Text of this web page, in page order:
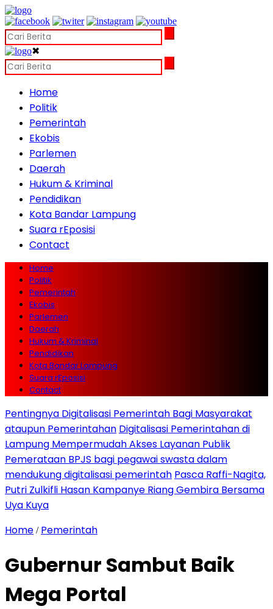
✖
Home
Politik
Pemerintah
Ekobis
Parlemen
Daerah
Hukum & Kriminal
Pendidikan
Kota Bandar Lampung
Suara rEposisi
Contact
Home
Politik
Pemerintah
Ekobis
Parlemen
Daerah
Hukum & Kriminal
Pendidikan
Kota Bandar Lampung
Suara rEposisi
Contact
Pentingnya Digitalisasi Pemerintah Bagi Masyarakat
ataupun Pemerintahan Digitalisasi Pemerintahan di
Lampung Mempermudah Akses Layanan Publik
Pemerataan BPJS bagi pegawai swasta dalam
mendukung digitalisasi pemerintah Pasca Raffi-Nagita,
Putri Zulkifli Hasan Kampanye Riang Gembira Bersama
Uya Kuya
Home / Pemerintah
Gubernur Sambut Baik
Mega Portal